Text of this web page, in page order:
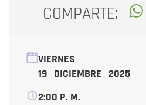
COMPARTE:
VIERNES
19 DICIEMBRE 2025
2:00 P. M.